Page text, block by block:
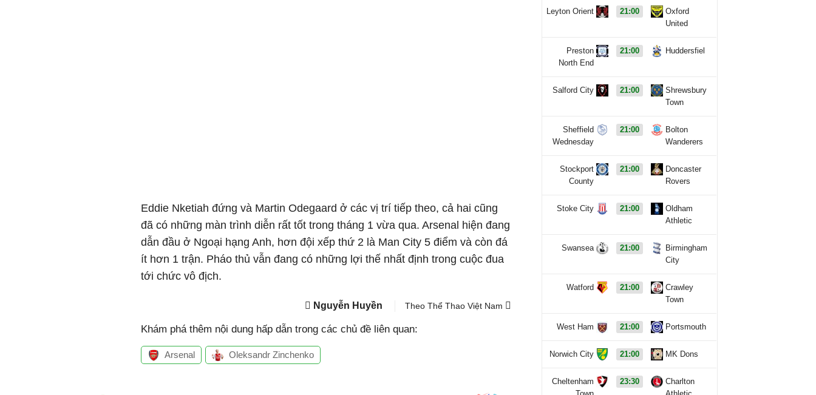
Eddie Nketiah đứng và Martin Odegaard ở các vị trí tiếp theo, cả hai cũng
đã có những màn trình diễn rất tốt trong tháng 1 vừa qua. Arsenal hiện đang
dẫn đầu ở Ngoại hạng Anh, hơn đội xếp thứ 2 là Man City 5 điểm và còn đá
ít hơn 1 trận. Pháo thủ vẫn đang có những lợi thế nhất định trong cuộc đua
tới chức vô địch.
Nguyễn Huyền Theo Thể Thao Việt Nam
Khám phá thêm nội dung hấp dẫn trong các chủ đề liên quan:
Arsenal Oleksandr Zinchenko
Leyton Orient 21:00
Oxford
United
Preston
North End
21:00 Huddersfiel
Salford City 21:00
Shrewsbury
Town
Sheffield
Wednesday
21:00
Bolton
Wanderers
Stockport
County
21:00
Doncaster
Rovers
Stoke City 21:00
Oldham
Athletic
Swansea 21:00
Birmingham
City
Watford 21:00
Crawley
Town
West Ham 21:00 Portsmouth
Norwich City 21:00 MK Dons
Cheltenham
23:30
Charlton